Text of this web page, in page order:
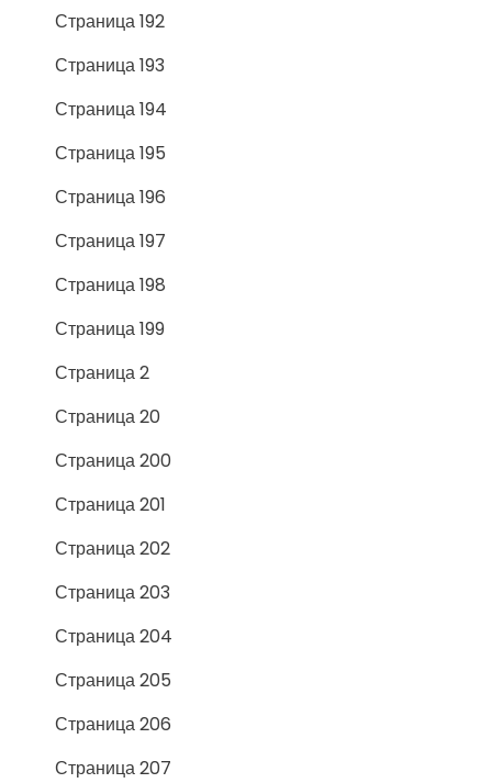
Страница 192
Страница 193
Страница 194
Страница 195
Страница 196
Страница 197
Страница 198
Страница 199
Страница 2
Страница 20
Страница 200
Страница 201
Страница 202
Страница 203
Страница 204
Страница 205
Страница 206
Страница 207